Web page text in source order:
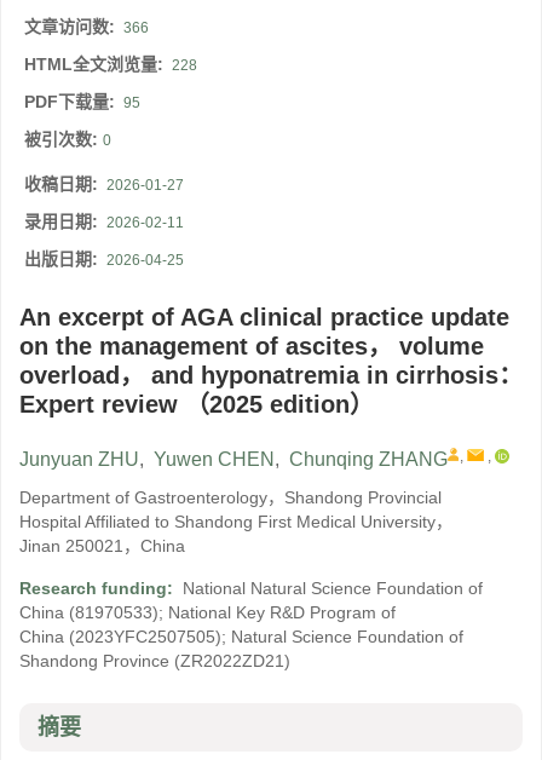
文章访问数: 366
HTML全文浏览量: 228
PDF下载量: 95
被引次数: 0
收稿日期: 2026-01-27
录用日期: 2026-02-11
出版日期: 2026-04-25
An excerpt of AGA clinical practice update
on the management of ascites， volume
overload， and hyponatremia in cirrhosis：
Expert review （2025 edition）
Junyuan ZHU, Yuwen CHEN , Chunqing ZHANG , ,
Department of Gastroenterology，Shandong Provincial
Hospital Affiliated to Shandong First Medical University，
Jinan 250021，China
Research funding:
National Natural Science Foundation of
China (81970533); National Key R&D Program of
China (2023YFC2507505); Natural Science Foundation of
Shandong Province (ZR2022ZD21)
摘要